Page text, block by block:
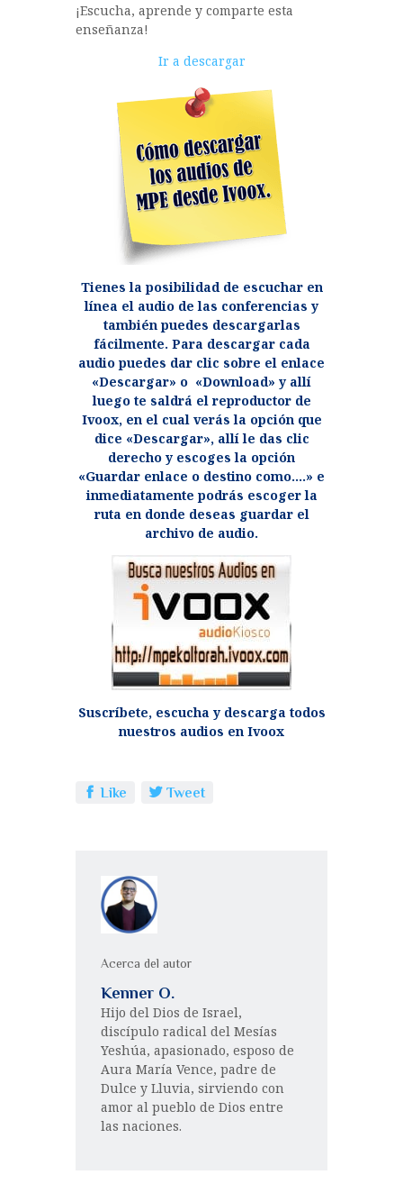
¡Escucha, aprende y comparte esta
enseñanza!
Ir a descargar
Tienes la posibilidad de escuchar en
línea el audio de las conferencias y
también puedes descargarlas
fácilmente. Para descargar cada
audio puedes dar clic sobre el enlace
«Descargar» o «Download» y allí
luego te saldrá el reproductor de
Ivoox, en el cual verás la opción que
dice «Descargar», allí le das clic
derecho y escoges la opción
«Guardar enlace o destino como….» e
inmediatamente podrás escoger la
ruta en donde deseas guardar el
archivo de audio.
Suscríbete, escucha y descarga todos
nuestros audios en Ivoox
Like Tweet
Acerca del autor
Kenner O.
Hijo del Dios de Israel,
discípulo radical del Mesías
Yeshúa, apasionado, esposo de
Aura María Vence, padre de
Dulce y Lluvia, sirviendo con
amor al pueblo de Dios entre
las naciones.